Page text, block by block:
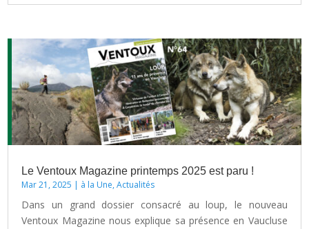
Le Ventoux Magazine printemps 2025 est paru !
Mar 21, 2025 | à la Une,Actualités
Dans un grand dossier consacré au loup, le nouveau
Ventoux Magazine nous explique sa présence en Vaucluse